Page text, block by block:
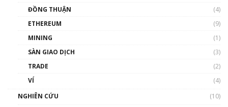
ĐỒNG THUẬN
(4)
ETHEREUM
(9)
MINING
(1)
SÀN GIAO DỊCH
(3)
TRADE
(2)
VÍ
(4)
NGHIÊN CỨU
(10)